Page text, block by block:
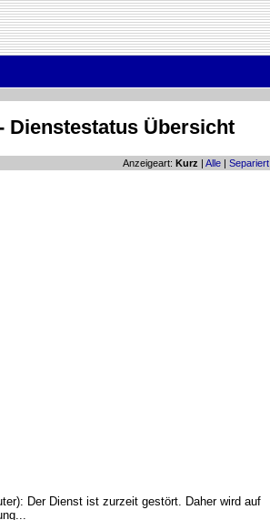
Dienstestatus Übersicht
Anzeigeart: Kurz | Alle | Separiert
Der Dienst ist zurzeit gestört. Daher wird auf